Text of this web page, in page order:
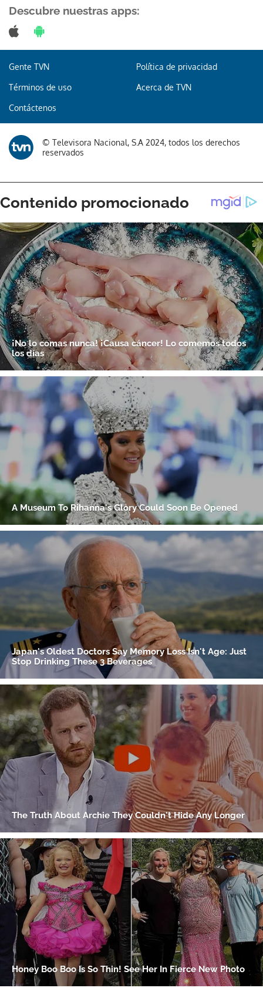
Gracias por suscribirte a nuestro boletín.
ACEPTAR
Descubre nuestras apps:
Gente TVN Política de privacidad
Términos de uso Acerca de TVN
Contáctenos
© Televisora Nacional, S.A 2024, todos los derechos
reservados